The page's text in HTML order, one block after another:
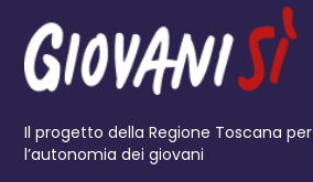
Il progetto della Regione Toscana per
l’autonomia dei giovani